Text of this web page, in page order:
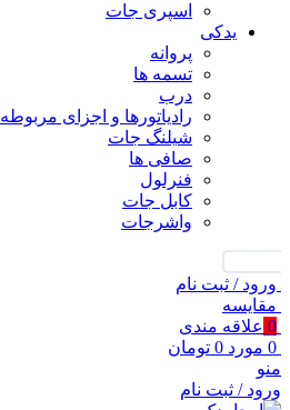
اسپری جات
یدکی
پروانه
تسمه ها
درب
رادیاتورها و اجزای مربوطه
شیلنگ جات
صافی ها
فنرلول
کابل جات
واشرجات
ورود / ثبت نام
مقايسه
0 علاقه مندی
0 مورد 0 تومان
منو
ورود / ثبت نام